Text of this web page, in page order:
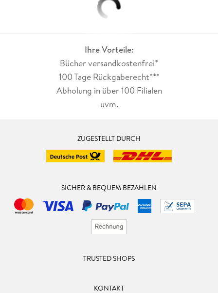
Ihre Vorteile:
Bücher versandkostenfrei*
100 Tage Rückgaberecht***
Abholung in über 100 Filialen
uvm.
ZUGESTELLT DURCH
SICHER & BEQUEM BEZAHLEN
TRUSTED SHOPS
KONTAKT